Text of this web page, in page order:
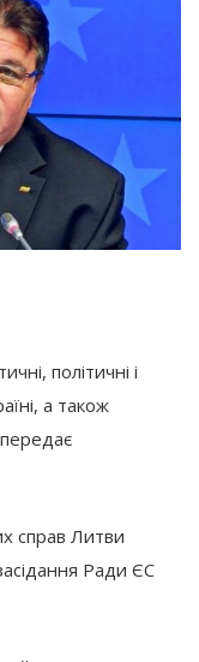
політичні і
а також
передає
справ Литви
Ради ЄС